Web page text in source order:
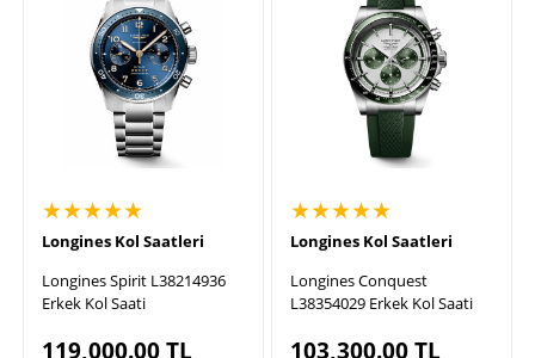
★★★★★
Longines Kol Saatleri
Longines Spirit L38214936
Erkek Kol Saati
119,000.00TL
★★★★★
Longines Kol Saatleri
Longines Conquest
L38354029 Erkek Kol Saati
103,300.00TL